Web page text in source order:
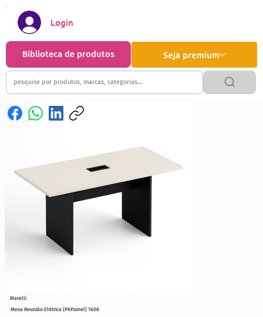
Seja premium
Biblioteca de produtos
Login
Mesa Reunião Elétrica (PéPainel) 1608
Marelli